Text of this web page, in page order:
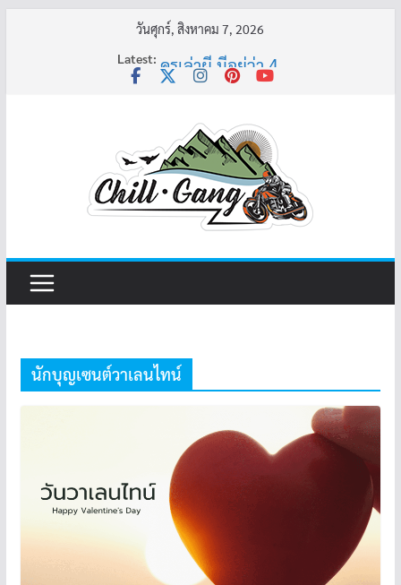
วันศุกร์, สิงหาคม 7, 2026
Latest: ครูเล่าผี มีอยู่ว่า 4
ครูเล่าผี มีอยู่ว่า 5
คุณยายบัวลอย
อ้วนแต่พยายาม 2
นักบุญเซนต์วาเลนไทน์